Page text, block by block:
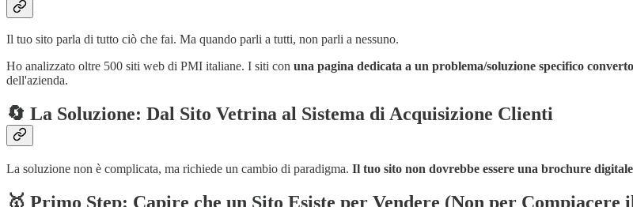
Il tuo sito parla di tutto ciò che fai. Ma quando parli a tutti, non parli a nessuno.
Ho analizzato oltre 500 siti web di PMI italiane. I siti con una pagina dedicata a un problema/soluzione specifico
dell'azienda.
🔄 La Soluzione: Dal Sito Vetrina al Sistema di Acquisizione Clienti
La soluzione non è complicata, ma richiede un cambio di paradigma. Il tuo sito non dovrebbe essere una brochure
🥇 Primo Step: Capire che un Sito Esiste per Vendere (Non per Compiacere